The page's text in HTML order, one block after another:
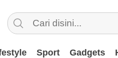
Sport Gadgets